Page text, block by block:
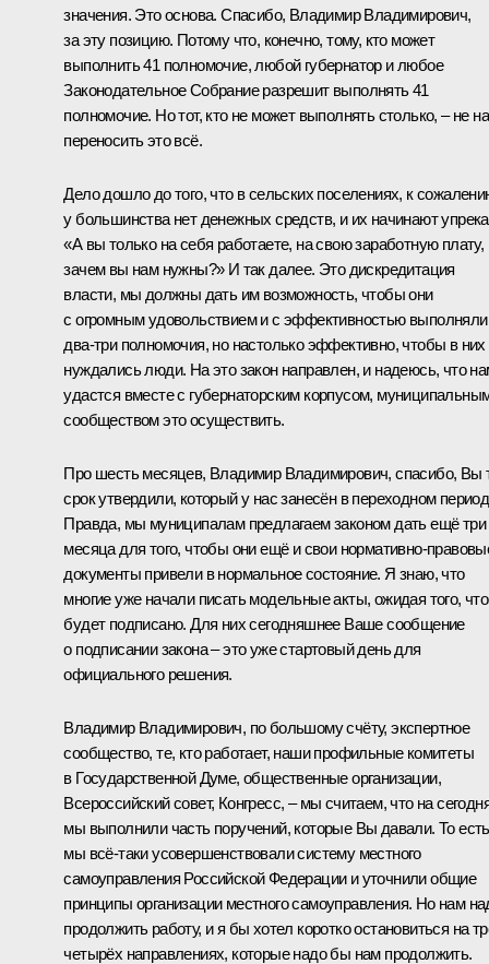
значения. Это основа. Спасибо, Владимир Владимирович,
за эту позицию. Потому что, конечно, тому, кто может
выполнить 41 полномочие, любой губернатор и любое
Законодательное Собрание разрешит выполнять 41
полномочие. Но тот, кто не может выполнять столько, – не
переносить это всё.
Дело дошло до того, что в сельских поселениях, к
у большинства нет денежных средств, и их начинают
«А вы только на себя работаете, на свою заработную плату,
зачем вы нам нужны?» И так далее. Это дискредитация
власти, мы должны дать им возможность, чтобы они
с огромным удовольствием и с эффективностью выполняли
два-три полномочия, но настолько эффективно, чтобы в них
нуждались люди. На это закон направлен, и надеюсь, что
удастся вместе с губернаторским корпусом,
сообществом это осуществить.
Про шесть месяцев, Владимир Владимирович, спасибо, Вы
срок утвердили, который у нас занесён в переходном
Правда, мы муниципалам предлагаем законом дать ещё три
месяца для того, чтобы они ещё и свои нормативно-
документы привели в нормальное состояние. Я знаю, что
многие уже начали писать модельные акты, ожидая того, что
будет подписано. Для них сегодняшнее Ваше сообщение
о подписании закона – это уже стартовый день для
официального решения.
Владимир Владимирович, по большому счёту, экспертное
сообщество, те, кто работает, наши профильные комитеты
в Государственной Думе, общественные организации,
Всероссийский совет, Конгресс, – мы считаем, что на
мы выполнили часть поручений, которые Вы давали. То есть
мы всё‑таки усовершенствовали систему местного
самоуправления Российской Федерации и уточнили общие
принципы организации местного самоуправления. Но нам
продолжить работу, и я бы хотел коротко остановиться на
четырёх направлениях, которые надо бы нам продолжить.